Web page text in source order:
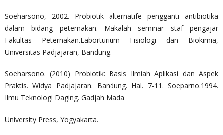
Soeharsono, 2002. Probiotik alternatife pengganti antibiotika
dalam bidang peternakan. Makalah seminar staf pengajar
Fakultas Peternakan.Laborturium Fisiologi dan Biokimia,
Universitas Padjajaran, Bandung.
Soeharsono. (2010) Probiotik: Basis Ilmiah Aplikasi dan Aspek
Praktis. Widya Padjajaran. Bandung. Hal. 7-11. Soeparno.1994.
Ilmu Teknologi Daging. Gadjah Mada
University Press, Yogyakarta.